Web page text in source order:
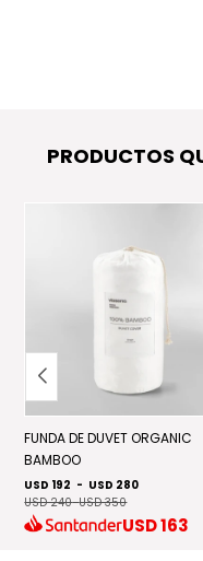
PRODUCTOS
FUNDA DE DUVET ORGANIC
BAMBOO
USD 192 - USD 280
USD 240-USD 350
USD163